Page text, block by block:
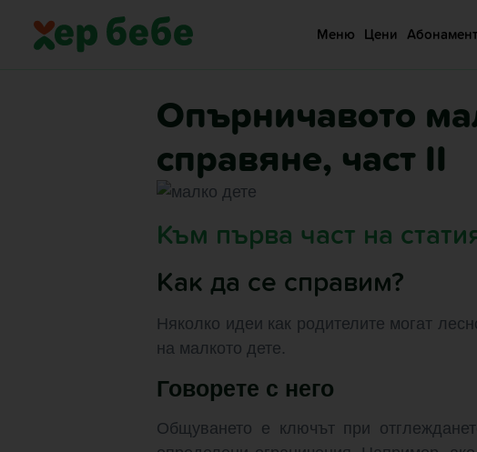
Меню Цени
Опърничавото
справяне, част II
Към първа част на
Как да се справим?
Няколко идеи как родителите могат
на малкото дете.
Говорете с него
Общуването е ключът при